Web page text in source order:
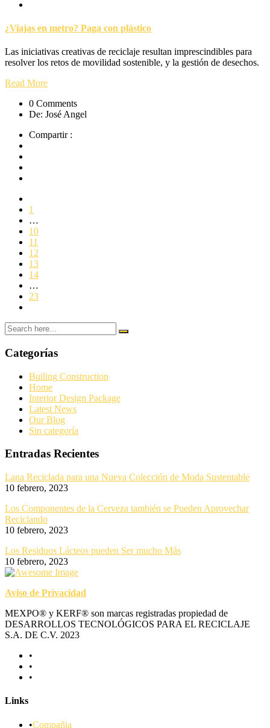
¿Viajas en metro? Paga con plástico
Las iniciativas creativas de reciclaje resultan imprescindibles para
resolver los retos de movilidad sostenible, y la gestión de desechos.
Read More
0 Comments
De: José Angel
Compartir :
1
…
10
11
12
13
14
…
23
Categorías
Builing Construction
Home
Interior Design Package
Latest News
Our Blog
Sin categoría
Entradas Recientes
Lana Reciclada para una Nueva Colección de Moda Sustentable
10 febrero, 2023
Los Componentes de la Cerveza también se Pueden Aprovechar
Reciclando
10 febrero, 2023
Los Residuos Lácteos pueden Ser mucho Más
10 febrero, 2023
Aviso de Privacidad
MEXPO® y KERF® son marcas registradas propiedad de
DESARROLLOS TECNOLÓGICOS PARA EL RECICLAJE
S.A. DE C.V. 2023
Links
Compañia